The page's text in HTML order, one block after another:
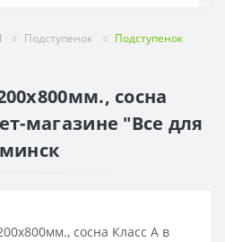
Подступенок
Подступенок
сосна
магазине "Все для